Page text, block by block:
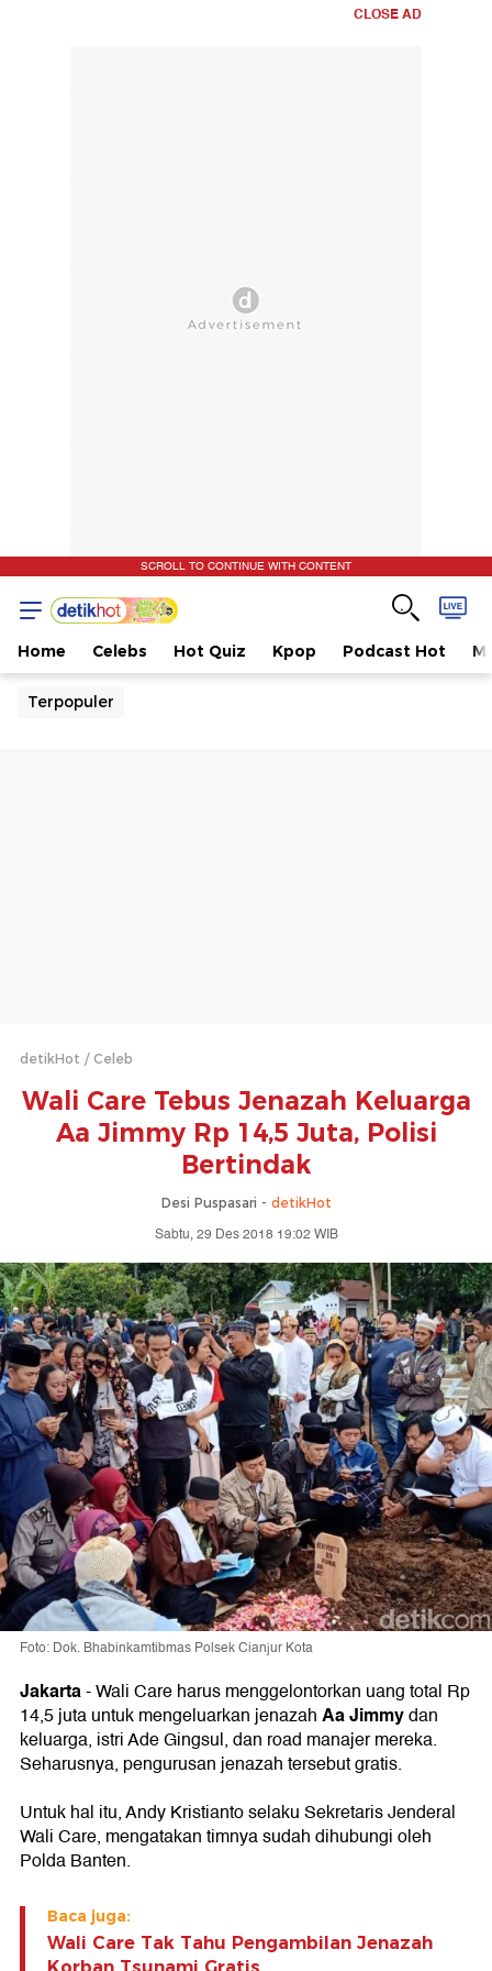
CLOSE AD
SCROLL TO CONTINUE WITH CONTENT
Home Celebs Hot Quiz Kpop Podcast Hot
Terpopuler
detikHot Celeb
Wali Care Tebus Jenazah Keluarga
Aa Jimmy Rp 14,5 Juta, Polisi
Bertindak
Desi Puspasari - detikHot
Sabtu, 29 Des 2018 19:02 WIB
Foto: Dok. Bhabinkamtibmas Polsek Cianjur Kota
Jakarta- Wali Care harus menggelontorkan uang total Rp
14,5 juta untuk mengeluarkan jenazahAa Jimmydan
keluarga, istri Ade Gingsul, dan road manajer mereka.
Seharusnya, pengurusan jenazah tersebut gratis.
Untuk hal itu, Andy Kristianto selaku Sekretaris Jenderal
Wali Care, mengatakan timnya sudah dihubungi oleh
Polda Banten.
Baca juga:
Wali Care Tak Tahu Pengambilan Jenazah